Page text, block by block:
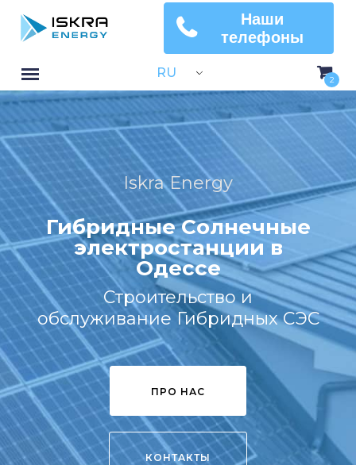
Наши
телефоны
RU 2
Iskra Energy
Гибридные Солнечные
электростанции в
Одессе
Строительство и
обслуживание Гибридных СЭС
ПРО НАС
КОНТАКТЫ